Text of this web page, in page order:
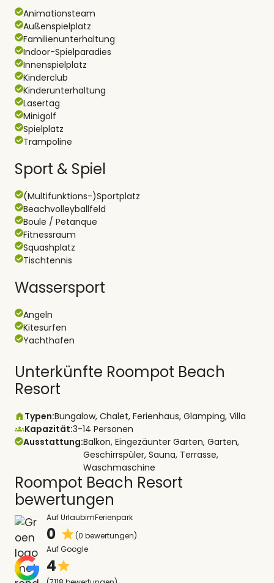
Animationsteam
Außenspielplatz
Familienunterhaltung
Indoor-Spielparadies
Innenspielplatz
Kinderclub
Kinderunterhaltung
Lasertag
Minigolf
Spielplatz
Trampoline
Sport & Spiel
(Multifunktions-)Sportplatz
Beachvolleyballfeld
Boule / Petanque
Fitnessraum
Squashplatz
Tischtennis
Wassersport
Angeln
Kitesurfen
Yachthafen
Unterkünfte Roompot Beach
Resort
Typen:Bungalow, Chalet, Ferienhaus, Glamping, Villa
Kapazität:3-14 Personen
Ausstattung:Balkon, Eingezäunter Garten, Garten,
Geschirrspüler, Sauna, Terrasse,
Waschmaschine
Roompot Beach Resort
bewertungen
Auf UrlaubimFerienpark
0
(0 bewertungen)
Auf Google
4